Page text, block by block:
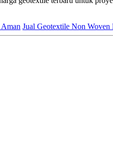
Jual Geotextile Non Woven